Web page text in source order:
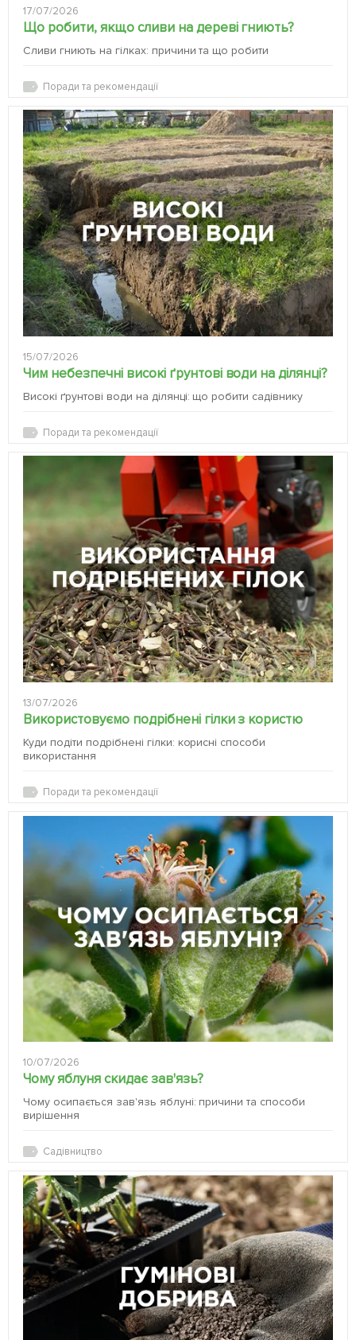
17/07/2026
Що робити, якщо сливи на дереві гниють?
Сливи гниють на гілках: причини та що робити
Поради та рекомендації
15/07/2026
Чим небезпечні високі ґрунтові води на ділянці?
Високі ґрунтові води на ділянці: що робити садівнику
Поради та рекомендації
13/07/2026
Використовуємо подрібнені гілки з користю
Куди подіти подрібнені гілки: корисні способи
використання
Поради та рекомендації
10/07/2026
Чому яблуня скидає зав'язь?
Чому осипається зав'язь яблуні: причини та способи
вирішення
Садівництво